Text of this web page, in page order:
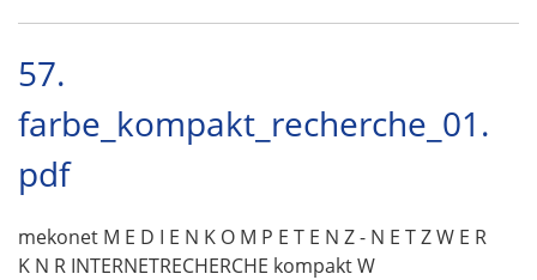
57.
farbe_kompakt_recherche_01.
pdf
mekonet M E D I E N K O M P E T E N Z - N E T Z W E R
K N R INTERNETRECHERCHE kompakt W